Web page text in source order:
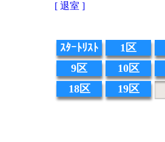
[ 退室 ]
ｽﾀｰﾄﾘｽﾄ 1区
9区
10区
18区
19区